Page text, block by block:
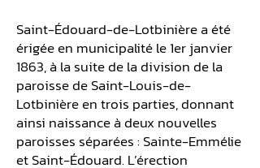
Saint-Édouard-de-Lotbinière a été
érigée en municipalité le 1er janvier
1863, à la suite de la division de la
paroisse de Saint-Louis-de-
Lotbinière en trois parties, donnant
ainsi naissance à deux nouvelles
paroisses séparées : Sainte-Emmélie
et Saint-Édouard. L’érection